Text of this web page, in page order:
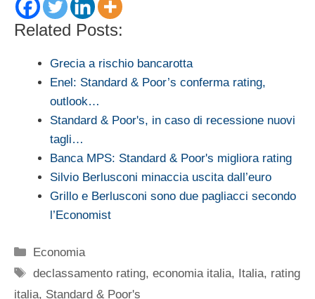
Related Posts:
Grecia a rischio bancarotta
Enel: Standard & Poor’s conferma rating,
outlook…
Standard & Poor's, in caso di recessione nuovi
tagli…
Banca MPS: Standard & Poor's migliora rating
Silvio Berlusconi minaccia uscita dall’euro
Grillo e Berlusconi sono due pagliacci secondo
l’Economist
Categorie
Economia
Tag
declassamento rating,economia italia, Italia, rating
italia, Standard & Poor's